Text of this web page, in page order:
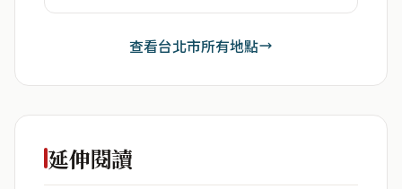
查看台北市所有地點
延伸閱讀